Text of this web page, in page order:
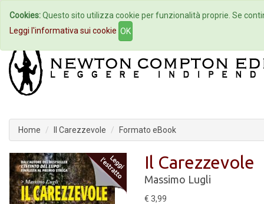
Home Autori Eventi
Home Il Carezzevole Formato eBook
Il Carezzevole
Massimo Lugli
€ 3,99
Cookies:Questo sito utilizza cookie per funzionalità proprie. Se
Leggi l'informativa sui cookie OK